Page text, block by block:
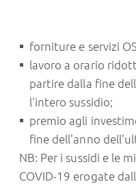
forniture e servizi
lavoro a orario
partire dalla fine
l'intero sussidio;
premio agli
fine dell'anno
NB: Per i sussidi e le
COVID-19 erogate